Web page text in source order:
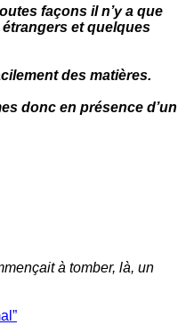
façons il n’y a que
et quelques
des matières.
donc en présence d’un
à tomber, là, un